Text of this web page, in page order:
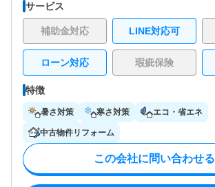
サービス
補助金対応 LINE対応可
ローン対応 瑕疵保険
特徴
暑さ対策 寒さ対策 エコ・省エネ
中古物件リフォーム
この会社に問い合わせる